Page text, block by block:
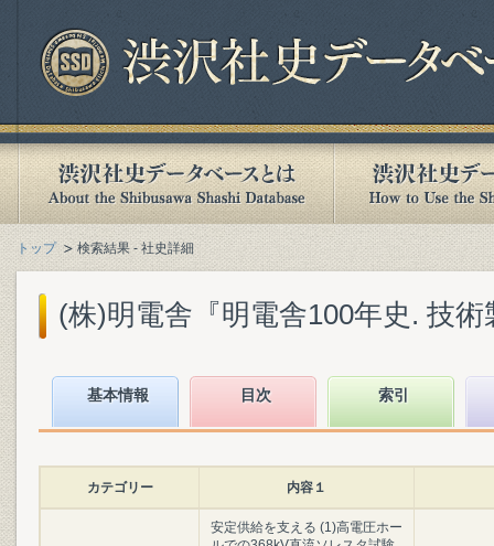
トップ 検索結果 - 社史詳細
(株)明電舎『明電舎100年史. 技
基本情報 目次 索引
カテゴリー 内容１
安定供給を支える (1)高電圧ホー